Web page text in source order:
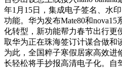
年1月15日，集成电子签名、水
功能。华为发布Mate80和
化转型，新功能帮力春节出行更
取华为正在珠海签订计谋合做和
为此，全国粹子寒假居家高效进
长轻松将手抄报高清电子化。自